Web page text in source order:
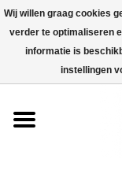
Home
Bak-& kookgerei
Machines &
Chocolade &
Wij willen graag cookies
verder te optimaliseren
informatie is
instellingen